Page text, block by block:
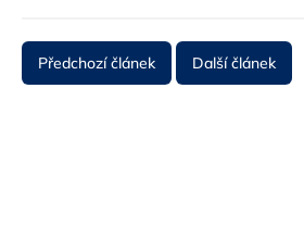
Předchozí článek Další článek